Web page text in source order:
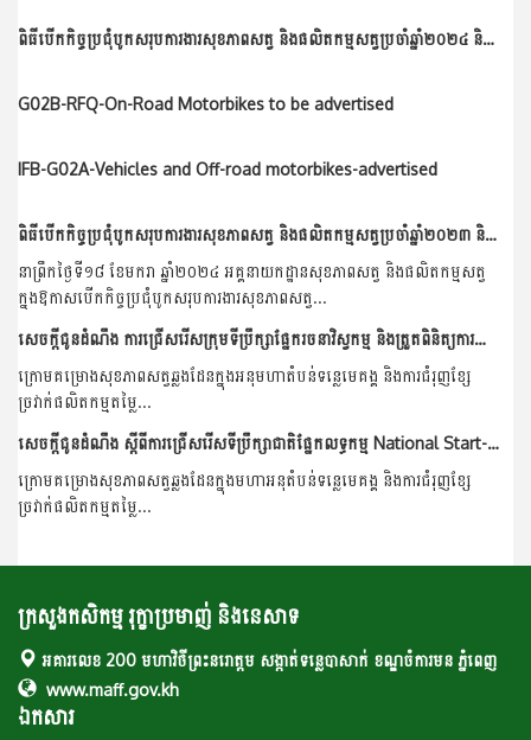
ពិធីបើកកិច្ចប្រជុំបូកសរុបការងារសុខភាពសត្វ និងផលិតកម្មសត្វប្រចាំឆ្នាំ២០២៤ និងលើកទិសដៅការងារឆ្នាំ២០២៥ ក្រោមអធិបតីភាព ឯកឧត្តម អ៊ឹម ស៊ីថុល រដ្ឋលេខាធិការប្រចាំការក្រសួងកសិកម្ម...
G02B-RFQ-On-Road Motorbikes to be advertised
IFB-G02A-Vehicles and Off-road motorbikes-advertised
ពិធីបើកកិច្ចប្រជុំបូកសរុបការងារសុខភាពសត្វ និងផលិតកម្មសត្វប្រចាំឆ្នាំ២០២៣ និងលើកទិសដៅការងារឆ្នាំ២០២៤
នាព្រឹកថ្ងៃទី១៨ ខែមករា ឆ្នាំ២០២៤ អគ្គនាយកដ្ឋានសុខភាពសត្វ និងផលិតកម្មសត្វ
ក្នុងឱកាសបើកកិច្ចប្រជុំបូកសរុបការងារសុខភាពសត្វ...
សេចក្តីជូនដំណឹង ការជ្រើសរើសក្រុមទីប្រឹក្សាផ្នែករចនាវិស្វកម្ម និងត្រួតពិនិត្យការសាងសង់ Engineering Design and Construction Supervision Consultants (CAM/MAFF CLHVIP-CS04)
ក្រោមគម្រោងសុខភាពសត្វឆ្លងដែនក្នុងអនុមហាតំបន់ទន្លេមេគង្គ និងការជំរុញខ្សែ
ច្រវាក់​ផលិតកម្មតម្លៃ...
សេចក្តីជូនដំណឹង ស្តីពីការជ្រើសរើសទីប្រឹក្សាជាតិផ្នែកលទ្ធកម្ម National Start-up Procurement Consultant (CAM-MAFF-CLHVIP-CS06)
ក្រោមគម្រោងសុខភាពសត្វឆ្លងដែនក្នុងមហាអនុតំបន់ទន្លេមេគង្គ និងការជំរុញខ្សែ
ច្រវាក់​ផលិតកម្មតម្លៃ...
ក្រសួងកសិកម្ម រុក្ខាប្រមាញ់ និងនេសាទ
អគារលេខ 200 មហាវិថីព្រះនរោត្តម សង្កាត់ទន្លេបាសាក់ ខណ្ឌចំការមន ភ្នំពេញ
www.maff.gov.kh
ឯកសារ